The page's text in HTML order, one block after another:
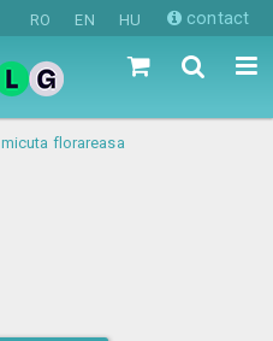
RO EN HU contact